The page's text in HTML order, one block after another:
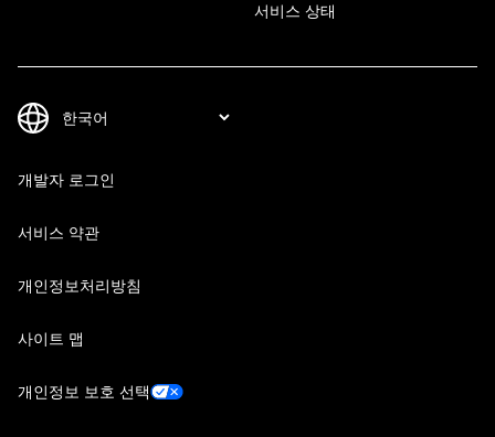
서비스 상태
개발자 로그인
서비스 약관
개인정보처리방침
사이트 맵
개인정보 보호 선택